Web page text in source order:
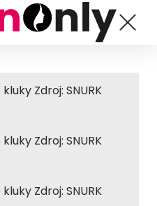
Zdroj: SNURK
Zdroj: SNURK
Zdroj: SNURK